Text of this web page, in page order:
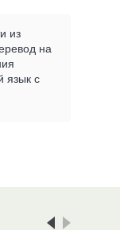
из
на
язык с